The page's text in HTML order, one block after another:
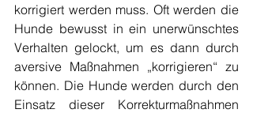
korrigiert werden muss. Oft werden die
Hunde bewusst in ein unerwünschtes
Verhalten gelockt, um es dann durch
aversive Maßnahmen „korrigieren“ zu
können. Die Hunde werden durch den
Einsatz dieser Korrekturmaßnahmen